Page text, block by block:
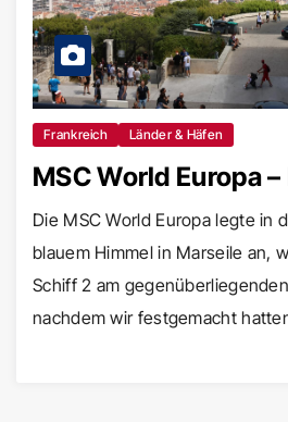
Frankreich Länder & Häfen
MSC World Europa
Die MSC World Europa legte in
blauem Himmel in Marseile an,
Schiff 2 am
nachdem wir festgemacht